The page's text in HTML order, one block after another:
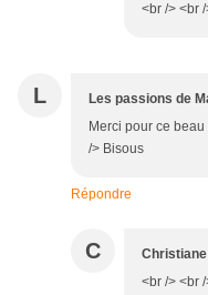
<br /> <br
L Les passions de
Merci pour ce
/> Bisous
Répondre
C Christiane
<br /> <br